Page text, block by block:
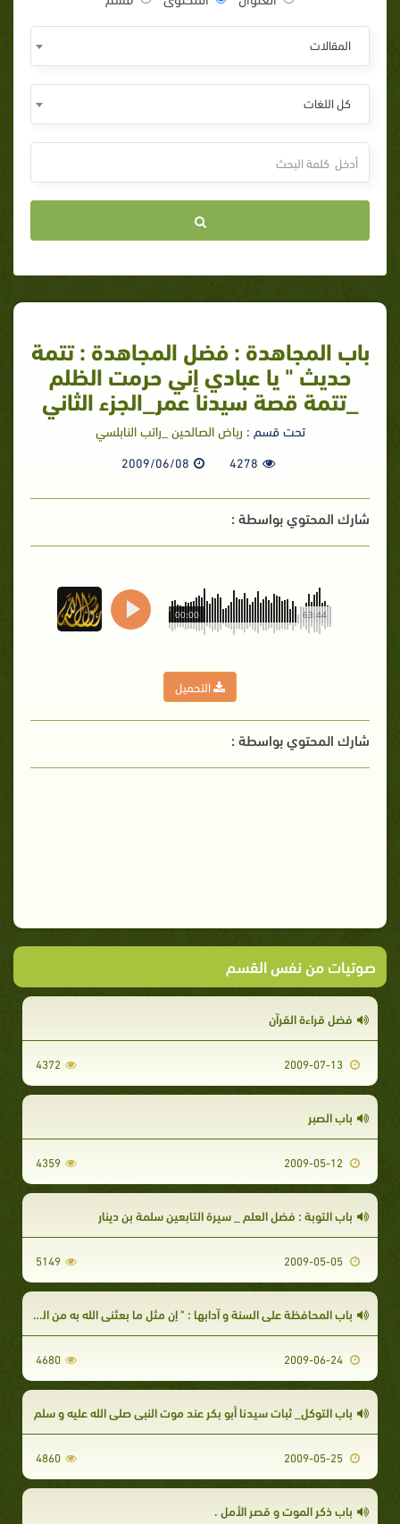
المقالات
كل اللغات
باب المجاهدة : فضل المجاهدة : تتمة
حديث " يا عبادي إني حرمت الظلم
_تتمة قصة سيدنا عمر_الجزء الثاني
تحت قسم : رياض الصالحين _راتب النابلسي
4278
2009/06/08
شارك المحتوي بواسطة :
63:44
00:00
التحميل
شارك المحتوي بواسطة :
صوتيات من نفس القسم
فضل قراءة القرآن
4372
باب الصبر
4359
باب التوبة : فضل العلم _ سيرة التابعين سلمة بن دينار
5149
باب المحافظة على السنة و آدابها : " إن مثل ما بعثني الله به من الهدى و العلم
4680
باب التوكل_ ثبات سيدنا أبو بكر عند موت النبي صلى الله عليه و سلم
4860
باب ذكر الموت و قصر الأمل .